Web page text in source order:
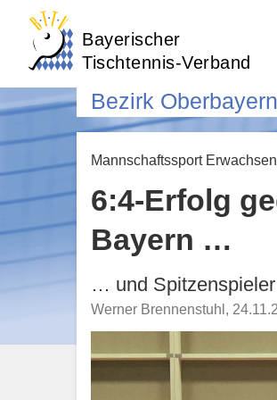
Bayerischer
Tischtennis-Verband
Bezirk
Mannschaftssport
6:4-Erfolg
Bayern …
… und
Werner Brennenstuhl ,